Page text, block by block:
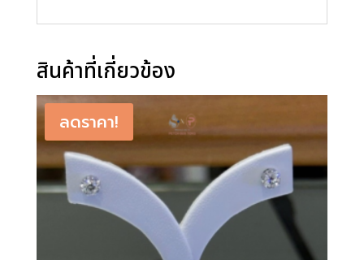
สินค้าที่เกี่ยวข้อง
ลดราคา!